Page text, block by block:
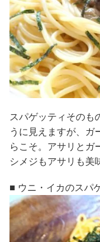
スパゲッティそのも
うに見えますが、ガ
らこそ。アサリとガ
シメジもアサリも美
■ ウニ・イカのスパ